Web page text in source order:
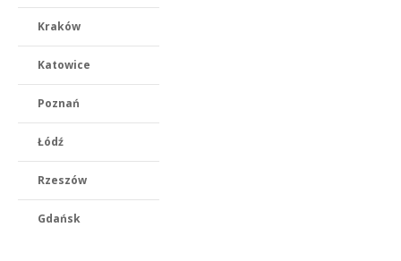
Kraków
Katowice
Poznań
Łódź
Rzeszów
Gdańsk